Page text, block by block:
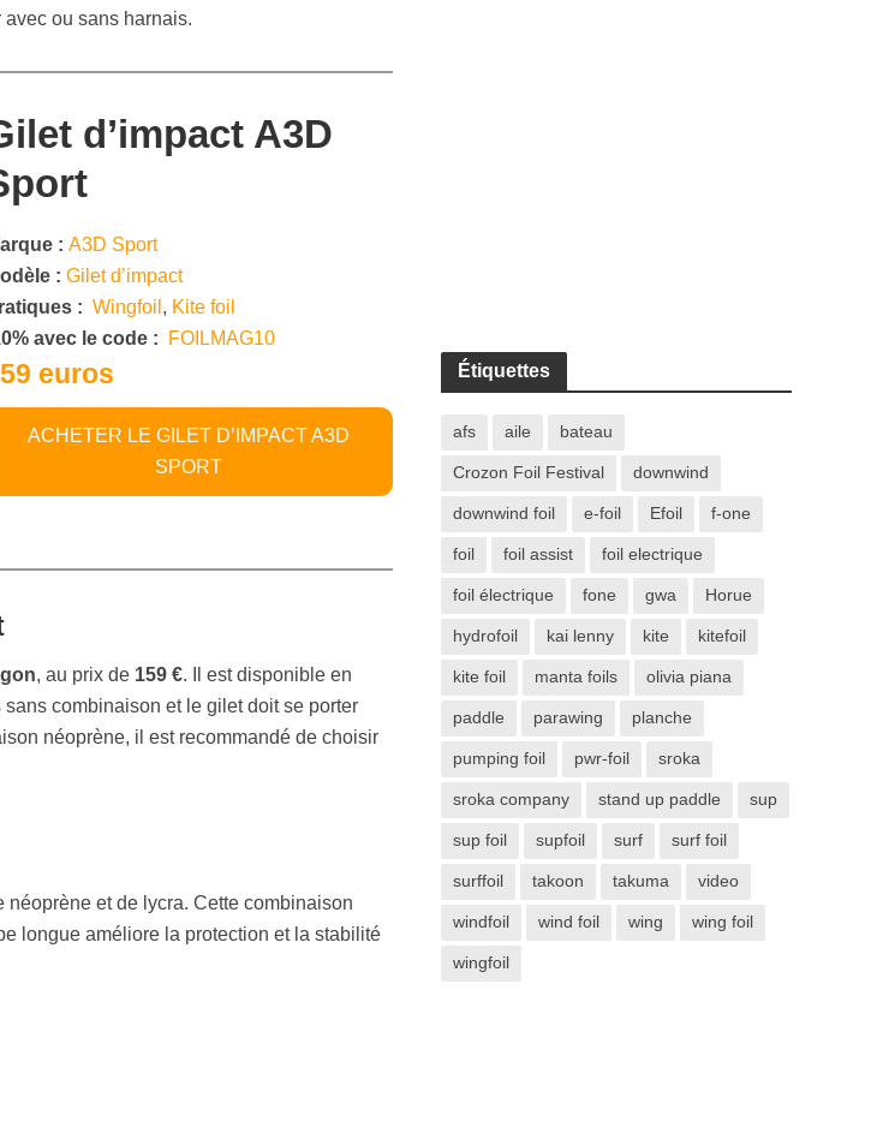
ou sans harnais.
d’impact A3D
: A3D Sport
: Gilet d’impact
: Wingfoil , Kite foil
avec le code :
FOILMAG10
euros
ACHETER LE GILET D’IMPACT A3D
SPORT
, au prix de 159 €. Il est disponible en
combinaison et le gilet doit se porter
néoprène, il est recommandé de choisir
néoprène et de lycra. Cette combinaison
longue améliore la protection et la stabilité
Étiquettes
afs aile bateau
Crozon Foil Festival downwind
downwind foil e-foil Efoil f-one
foil foil assist foil electrique
foil électrique fone gwa Horue
hydrofoil kai lenny kite kitefoil
kite foil manta foils olivia piana
paddle parawing planche
pumping foil pwr-foil sroka
sroka company stand up paddle sup
sup foil supfoil surf surf foil
surffoil takoon takuma video
windfoil wind foil wing wing foil
wingfoil